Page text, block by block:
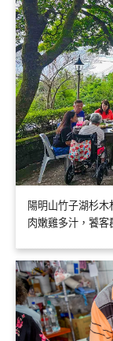
陽明山竹子湖杉
肉嫩雞多汁，饕